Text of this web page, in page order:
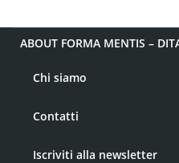
ABOUT FORMA MENTIS –
Chi siamo
Contatti
Iscriviti alla newsletter